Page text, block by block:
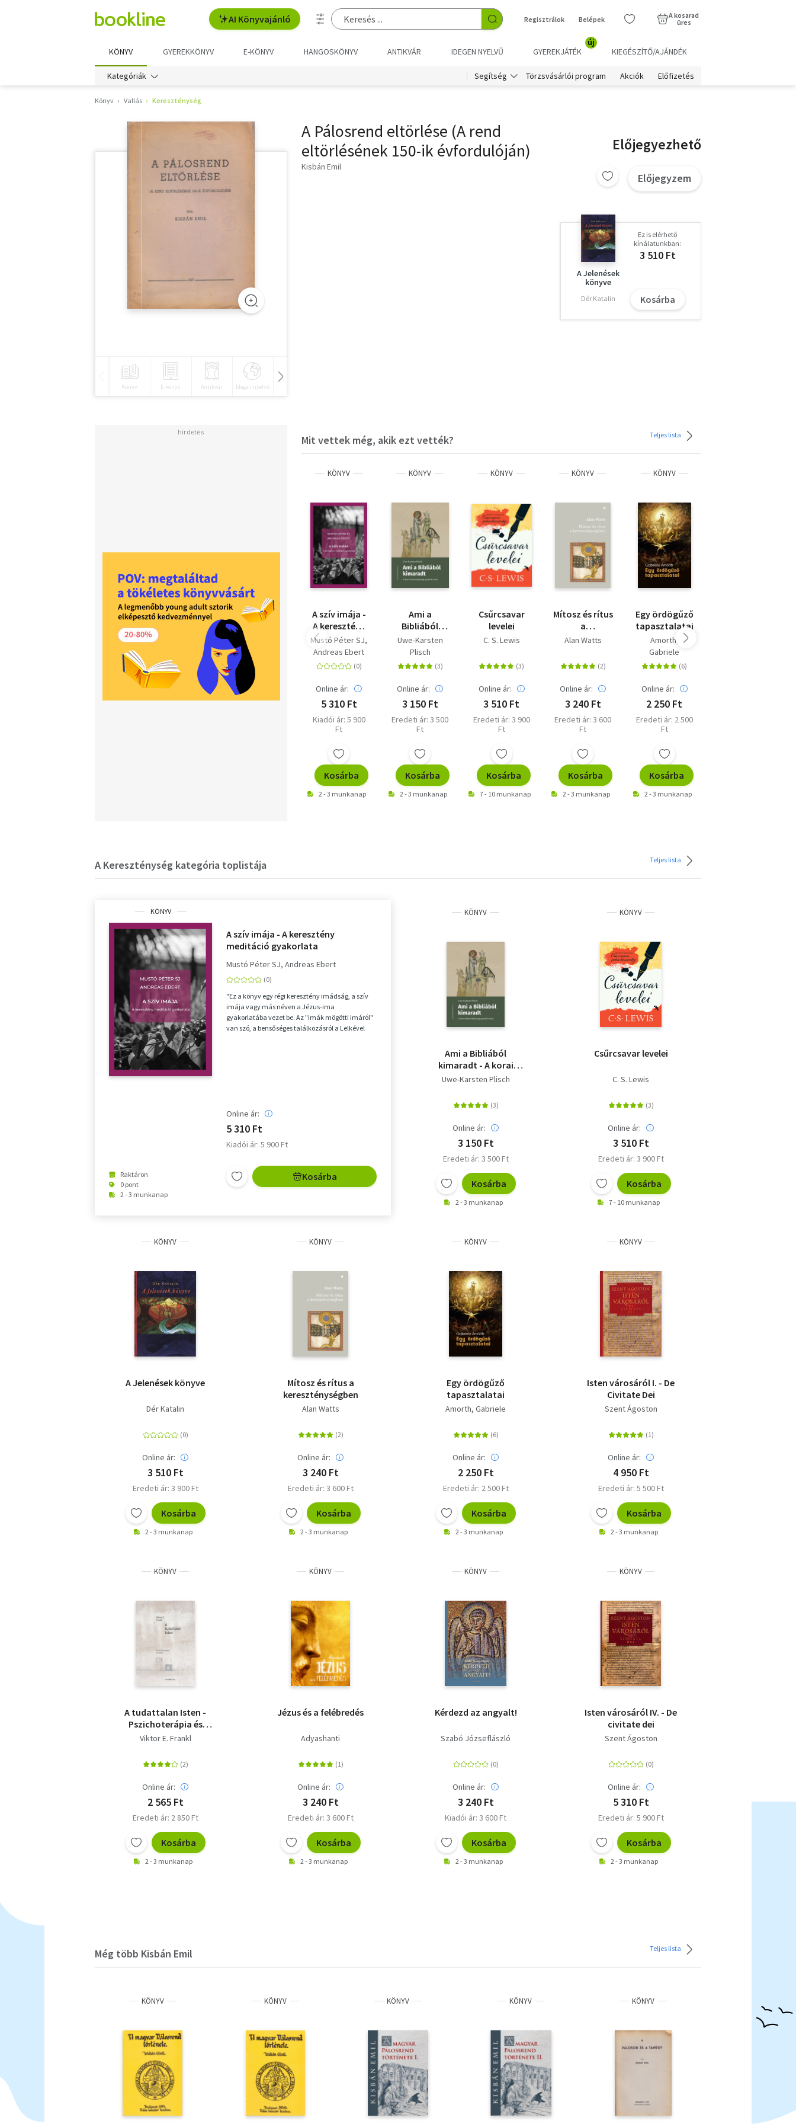
AI Könyvajánló Regisztrálok Belépek
A kosarad
üres
KÖNYV GYEREKKÖNYV E-KÖNYV HANGOSKÖNYV ANTIKVÁR IDEGEN NYELVŰ GYEREKJÁTÉK
új
KIEGÉSZÍTŐ/AJÁNDÉK
Kategóriák Segítség Törzsvásárlói program Akciók Előfizetés
Könyv Vallás Kereszténység
Könyv E-könyv Antikvár Idegen nyelvű
A Pálosrend eltörlése (A rend
eltörlésének 150-ik évfordulóján)
Kisbán Emil
Előjegyezhető
Előjegyzem
A Jelenések
könyve
Dér Katalin
Ez is elérhető
kínálatunkban:
3 510 Ft
Kosárba
Mit vettek még, akik ezt vették? Teljes lista
KÖNYV
A szív imája -
A keresztény
meditáció
gyakorlata
Mustó Péter SJ
Andreas Ebert
Online ár:
5 310 Ft
Kiadói ár: 5 900
Ft
Kosárba
2 - 3 munkanap
KÖNYV
Ami a
Bibliából
kimaradt - A
korai
keresztyénség
apokrif iratai
Uwe-Karsten
Plisch
Online ár:
3 150 Ft
Eredeti ár: 3 500
Ft
Kosárba
2 - 3 munkanap
KÖNYV
Csűrcsavar
levelei
C. S. Lewis
Online ár:
3 510 Ft
Eredeti ár: 3 900
Ft
Kosárba
7 - 10 munkanap
KÖNYV
Mítosz és rítus
a
kereszténységben
Alan Watts
Online ár:
3 240 Ft
Eredeti ár: 3 600
Ft
Kosárba
2 - 3 munkanap
KÖNYV
Egy ördögűző
tapasztalatai
Amorth,
Gabriele
Online ár:
2 250 Ft
Eredeti ár: 2 500
Ft
Kosárba
2 - 3 munkanap
A Kereszténység kategória toplistája Teljes lista
KÖNYV
Raktáron
0 pont
2 - 3 munkanap
A szív imája - A keresztény
meditáció gyakorlata
Mustó Péter SJ Andreas Ebert
"Ez a könyv egy régi keresztény imádság, a szív
imája vagy más néven a Jézus-ima
gyakorlatába vezet be. Az "imák mögötti imáról"
van szó, a bensőséges találkozásról a Lelkével
Online ár:
5 310 Ft
Kiadói ár: 5 900 Ft
Kosárba
KÖNYV
Ami a Bibliából
kimaradt - A korai
keresztyénség apokrif
Uwe-Karsten Plisch
Online ár:
3 150 Ft
Eredeti ár: 3 500 Ft
Kosárba
2 - 3 munkanap
KÖNYV
Csűrcsavar levelei
C. S. Lewis
Online ár:
3 510 Ft
Eredeti ár: 3 900 Ft
Kosárba
7 - 10 munkanap
KÖNYV
A Jelenések könyve
Dér Katalin
Online ár:
3 510 Ft
Eredeti ár: 3 900 Ft
Kosárba
2 - 3 munkanap
KÖNYV
Mítosz és rítus a
kereszténységben
Alan Watts
Online ár:
3 240 Ft
Eredeti ár: 3 600 Ft
Kosárba
2 - 3 munkanap
KÖNYV
Egy ördögűző
tapasztalatai
Amorth, Gabriele
Online ár:
2 250 Ft
Eredeti ár: 2 500 Ft
Kosárba
2 - 3 munkanap
KÖNYV
Isten városáról I. - De
Civitate Dei
Szent Ágoston
Online ár:
4 950 Ft
Eredeti ár: 5 500 Ft
Kosárba
2 - 3 munkanap
KÖNYV
A tudattalan Isten -
Pszichoterápia és
vallás
Viktor E. Frankl
Online ár:
2 565 Ft
Eredeti ár: 2 850 Ft
Kosárba
2 - 3 munkanap
KÖNYV
Jézus és a felébredés
Adyashanti
Online ár:
3 240 Ft
Eredeti ár: 3 600 Ft
Kosárba
2 - 3 munkanap
KÖNYV
Kérdezd az angyalt!
Szabó Józseflászló
Online ár:
3 240 Ft
Kiadói ár: 3 600 Ft
Kosárba
2 - 3 munkanap
KÖNYV
Isten városáról IV. - De
civitate dei
Szent Ágoston
Online ár:
5 310 Ft
Eredeti ár: 5 900 Ft
Kosárba
2 - 3 munkanap
Még több Kisbán Emil Teljes lista
KÖNYV KÖNYV KÖNYV KÖNYV KÖNYV